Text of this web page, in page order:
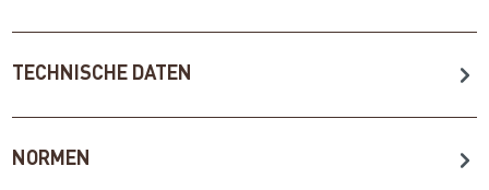
TECHNISCHE DATEN
NORMEN